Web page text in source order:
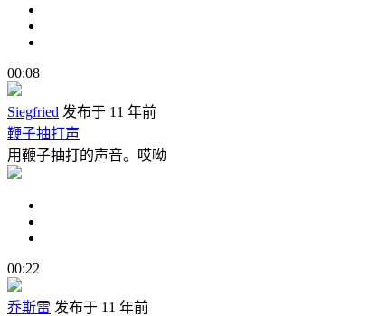
00:08
Siegfried 发布于 11 年前
鞭子抽打声
用鞭子抽打的声音。哎呦
00:22
乔斯雷 发布于 11 年前